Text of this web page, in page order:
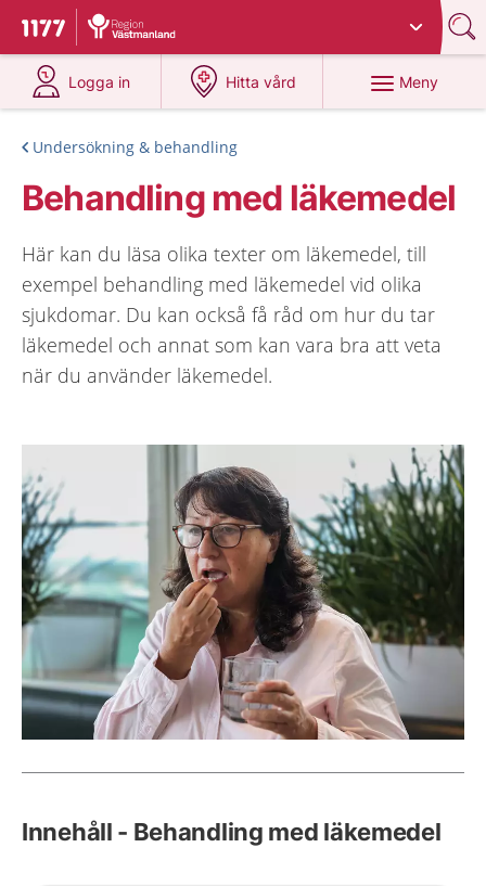
Till startsidan för 1177
Du har valt region
Logga in
på 1177.se
Hitta vård
på 1177.se
Meny
Undersökning & behandling
Behandling med läkemedel
Här kan du läsa olika texter om läkemedel, till
exempel behandling med läkemedel vid olika
sjukdomar. Du kan också få råd om hur du tar
läkemedel och annat som kan vara bra att veta
när du använder läkemedel.
Innehåll - Behandling med läkemedel